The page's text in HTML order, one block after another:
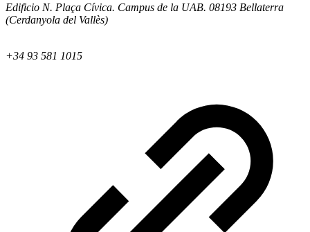
Edificio N. Plaça Cívica. Campus de la UAB. 08193 Bellaterra
(Cerdanyola del Vallès)
+34 93 581 1015